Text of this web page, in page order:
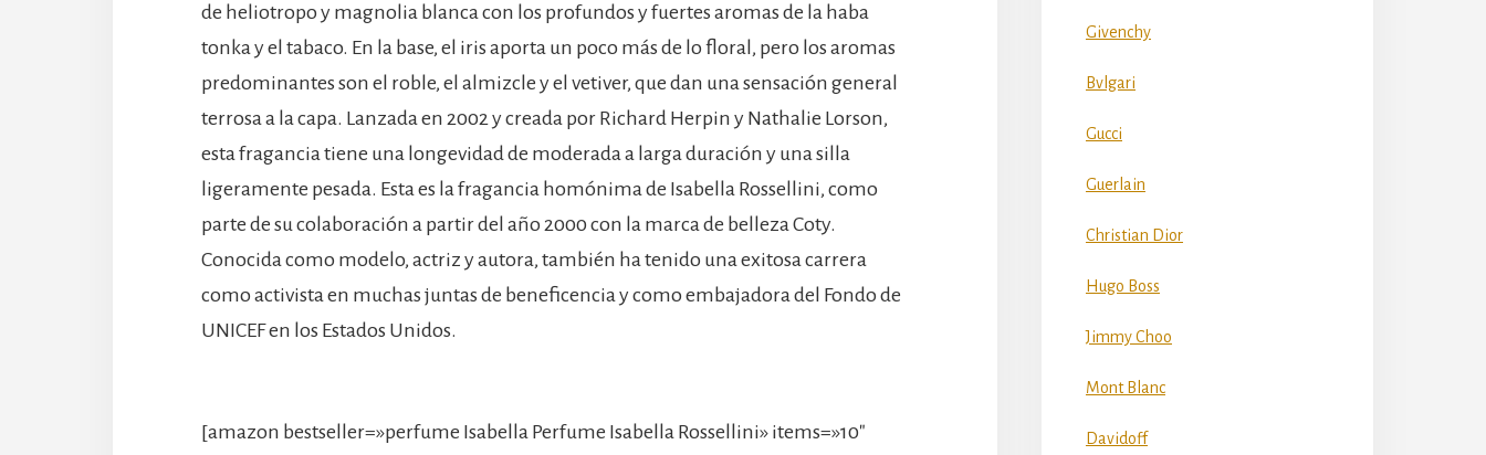
de heliotropo y magnolia blanca con los profundos y fuertes aromas de la haba
tonka y el tabaco. En la base, el iris aporta un poco más de lo floral, pero los aromas
predominantes son el roble, el almizcle y el vetiver, que dan una sensación general
terrosa a la capa. Lanzada en 2002 y creada por Richard Herpin y Nathalie Lorson,
esta fragancia tiene una longevidad de moderada a larga duración y una silla
ligeramente pesada. Esta es la fragancia homónima de Isabella Rossellini, como
parte de su colaboración a partir del año 2000 con la marca de belleza Coty.
Conocida como modelo, actriz y autora, también ha tenido una exitosa carrera
como activista en muchas juntas de beneficencia y como embajadora del Fondo de
UNICEF en los Estados Unidos.
[amazon bestseller=»perfume Isabella Perfume Isabella Rossellini» items=»10″
Givenchy
Bvlgari
Gucci
Guerlain
Christian Dior
Hugo Boss
Jimmy Choo
Mont Blanc
Davidoff